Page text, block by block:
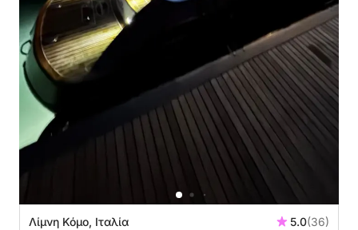
Λίμνη Κόμο, Ιταλία 5.0(36)